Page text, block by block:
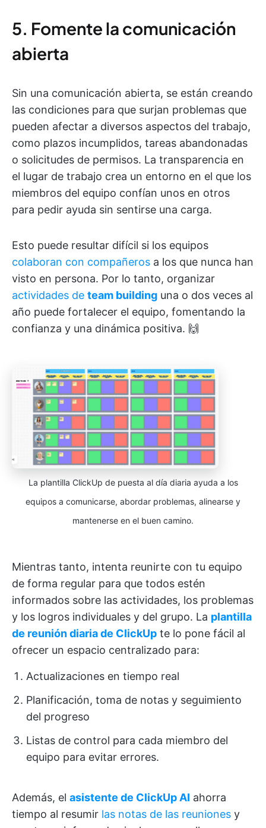
5. Fomente la comunicación
abierta
Sin una comunicación abierta, se están creando
las condiciones para que surjan problemas que
pueden afectar a diversos aspectos del trabajo,
como plazos incumplidos, tareas abandonadas
o solicitudes de permisos. La transparencia en
el lugar de trabajo crea un entorno en el que los
miembros del equipo confían unos en otros
para pedir ayuda sin sentirse una carga.
Esto puede resultar difícil si los equipos
colaboran con compañeros a los que nunca han
visto en persona. Por lo tanto, organizar
actividades de team building una o dos veces al
año puede fortalecer el equipo, fomentando la
confianza y una dinámica positiva. 🙌
La plantilla ClickUp de puesta al día diaria ayuda a los
equipos a comunicarse, abordar problemas, alinearse y
mantenerse en el buen camino.
Mientras tanto, intenta reunirte con tu equipo
de forma regular para que todos estén
informados sobre las actividades, los problemas
y los logros individuales y del grupo. La plantilla
de reunión diaria de ClickUp te lo pone fácil al
ofrecer un espacio centralizado para:
Actualizaciones en tiempo real
Planificación, toma de notas y seguimiento
del progreso
Listas de control para cada miembro del
equipo para evitar errores.
Además, el asistente de ClickUp AI ahorra
tiempo al resumir las notas de las reuniones y